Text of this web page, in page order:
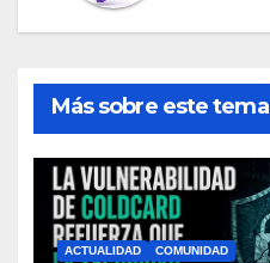
Más sobre este tema
ACTUALIDAD COMUNIDAD